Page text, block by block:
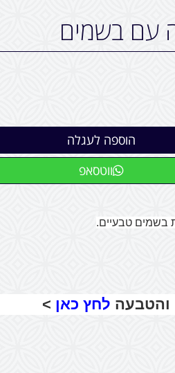
עם בשמים
ווטסאפ
טבעיים.
והטבעה לחץ כאן >